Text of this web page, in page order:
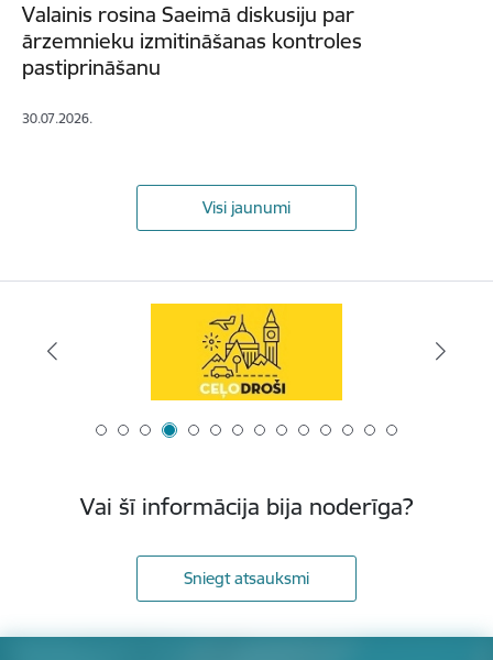
Valainis rosina Saeimā diskusiju par
ārzemnieku izmitināšanas kontroles
pastiprināšanu
30.07.2026.
Visi jaunumi
Vai šī informācija bija noderīga?
Sniegt atsauksmi